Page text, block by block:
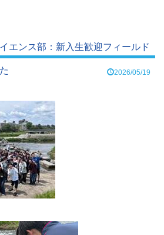
エンス部：新入生歓迎フィールド
2026/05/19